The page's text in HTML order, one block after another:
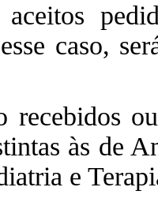
caso,
recebidos
às de
e